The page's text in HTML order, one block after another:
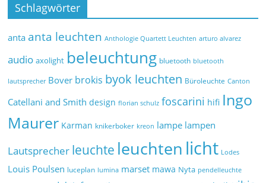
Schlagwörter
anta anta leuchten Anthologie Quartett Leuchten arturo alvarez
audio axolight beleuchtung bluetooth bluetooth
lautsprecher Bover brokis byok leuchten Büroleuchte Canton
Catellani and Smith design florian schulz foscarini hifi Ingo
Maurer Karman knikerboker kreon lampe lampen
Lautsprecher leuchte leuchten licht Lodes
Louis Poulsen luceplan lumina marset mawa Nyta pendelleuchte